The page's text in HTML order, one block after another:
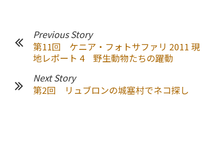
Previous Story
第11回 ケニア・フォトサファリ 2011 現
地レポート 4 野生動物たちの躍動
Next Story
第2回 リュブロンの城塞村でネコ探し